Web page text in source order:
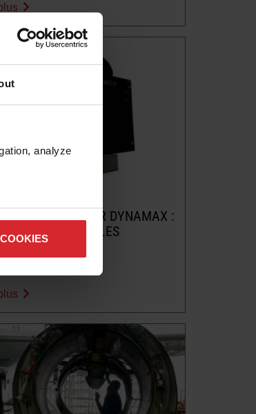
analyze
À MULTIPLICATEUR DYNAMAX :
PRATIQUE POUR LES
JET D’EAU